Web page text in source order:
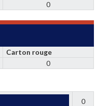
0
Carton rouge
0
0